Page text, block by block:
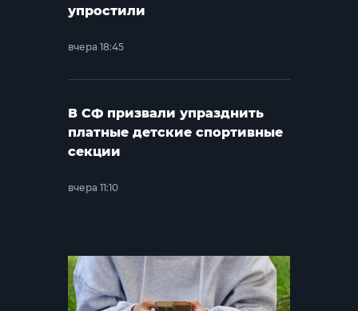
упростили
вчера 18:45
В СФ призвали упразднить
платные детские спортивные
секции
вчера 11:10